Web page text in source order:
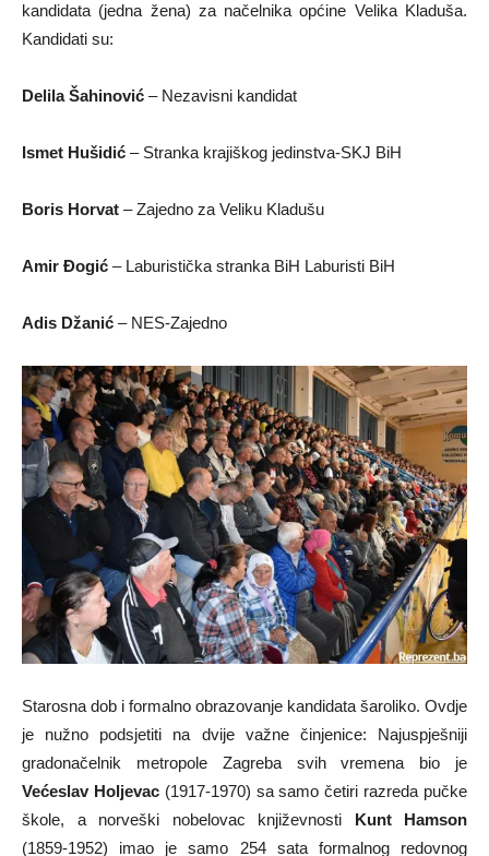
kandidata (jedna žena) za načelnika općine Velika Kladuša.
Kandidati su:
Delila Šahinović – Nezavisni kandidat
Ismet Hušidić – Stranka krajiškog jedinstva-SKJ BiH
Boris Horvat – Zajedno za Veliku Kladušu
Amir Đogić – Laburistička stranka BiH Laburisti BiH
Adis Džanić – NES-Zajedno
Starosna dob i formalno obrazovanje kandidata šaroliko. Ovdje
je nužno podsjetiti na dvije važne činjenice: Najuspješniji
gradonačelnik metropole Zagreba svih vremena bio je
Većeslav Holjevac(1917-1970) sa samo četiri razreda pučke
škole, a norveški nobelovac književnosti Kunt Hamson
(1859-1952) imao je samo 254 sata formalnog redovnog